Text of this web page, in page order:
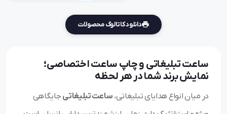
دانلود کاتالوگ محصولات
ساعت تبلیغاتی و چاپ ساعت اختصاصی؛
نمایش برند شما در هر لحظه
در میان انواع هدایای تبلیغاتی، ساعت تبلیغاتی جایگاهی